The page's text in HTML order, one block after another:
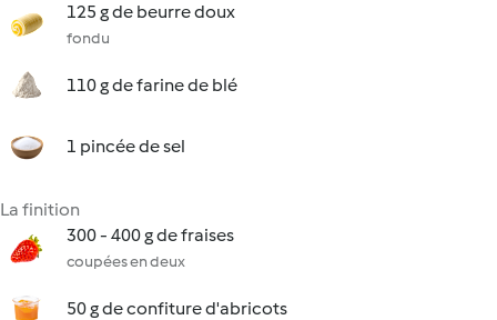
125 g de beurre doux
fondu
110 g de farine de blé
1 pincée de sel
La finition
300 - 400 g de fraises
coupées en deux
50 g de confiture d'abricots